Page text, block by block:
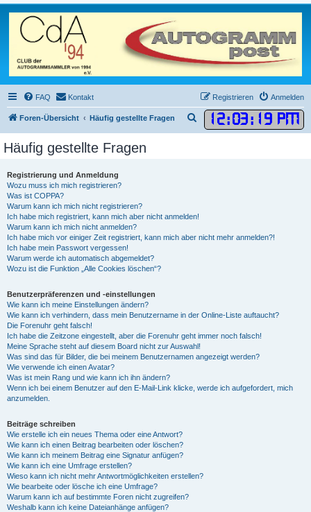
FAQ Kontakt Anmelden
Registrieren
Foren-Übersicht Häufig gestellte Fragen 12:03: 20 PM
u
Häufig gestellte Fragen
Registrierung und Anmeldung
Wozu muss ich mich registrieren?
Was ist COPPA?
Warum kann ich mich nicht registrieren?
Ich habe mich registriert, kann mich aber nicht anmelden!
Warum kann ich mich nicht anmelden?
Ich habe mich vor einiger Zeit registriert, kann mich aber nicht mehr anmelden?!
Ich habe mein Passwort vergessen!
Warum werde ich automatisch abgemeldet?
Wozu ist die Funktion „Alle Cookies löschen“?
Benutzerpräferenzen und -einstellungen
Wie kann ich meine Einstellungen ändern?
Wie kann ich verhindern, dass mein Benutzername in der Online-Liste auftaucht?
Die Forenuhr geht falsch!
Ich habe die Zeitzone eingestellt, aber die Forenuhr geht immer noch falsch!
Meine Sprache steht auf diesem Board nicht zur Auswahl!
Was sind das für Bilder, die bei meinem Benutzernamen angezeigt werden?
Wie verwende ich einen Avatar?
Was ist mein Rang und wie kann ich ihn ändern?
Wenn ich bei einem Benutzer auf den E-Mail-Link klicke, werde ich aufgefordert, mich
anzumelden.
Beiträge schreiben
Wie erstelle ich ein neues Thema oder eine Antwort?
Wie kann ich einen Beitrag bearbeiten oder löschen?
Wie kann ich meinem Beitrag eine Signatur anfügen?
Wie kann ich eine Umfrage erstellen?
Wieso kann ich nicht mehr Antwortmöglichkeiten erstellen?
Wie bearbeite oder lösche ich eine Umfrage?
Warum kann ich auf bestimmte Foren nicht zugreifen?
Weshalb kann ich keine Dateianhänge anfügen?